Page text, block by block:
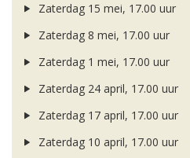
Zaterdag 15 mei, 17.00 uur
Zaterdag 8 mei, 17.00 uur
Zaterdag 1 mei, 17.00 uur
Zaterdag 24 april, 17.00 uur
Zaterdag 17 april, 17.00 uur
Zaterdag 10 april, 17.00 uur